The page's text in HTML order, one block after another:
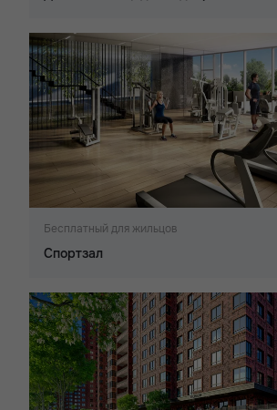
Бесплатный для жильцов
Спортзал